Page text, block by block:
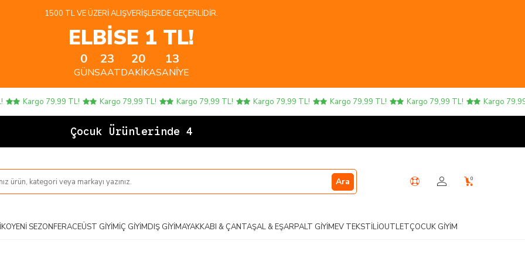
1500 TL VE ÜZERI ALIŞVERIŞLERDE GEÇERLIDIR.
ELBİSE 1 TL!
0
GÜN
23
SAAT
20
DAKIKA
12
SANIYE
Kargo 79,99 TL! Kargo 79,99 TL! Kargo 79,99 TL! Kargo 79,99 TL! Kargo 79,99 TL! Kargo 79,99 TL! Kargo 79,99
Çocuk Ürünlerinde 4 AL 3
Ara 0
YENI SEZONFERACEÜST GIYIMİÇ GIYIMDIŞ GIYIMAYAKKABI & ÇANTAŞAL & EŞARPALT GIYIMEV TEKSTILIOUTLETÇOCUK GIYIM